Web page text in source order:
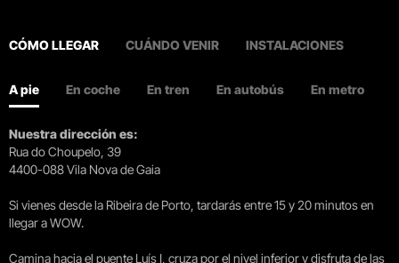
CÓMO LLEGAR CUÁNDO VENIR INSTALACIONES
A pie En coche En tren En autobús En metro
Nuestra dirección es:
Rua do Choupelo, 39
4400-088 Vila Nova de Gaia
Si vienes desde la Ribeira de Porto, tardarás entre 15 y 20 minutos en
llegar a WOW.
Camina hacia el puente Luís I, cruza por el nivel inferior y disfruta de las